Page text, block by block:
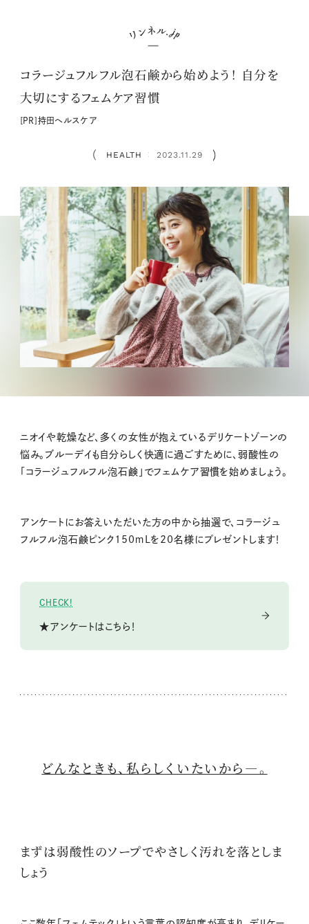
コラージュフルフル泡石鹸から始めよう！ 自分を
大切にするフェムケア習慣
[PR]持田ヘルスケア
HEALTH ： 2023.11.29
ニオイや乾燥など、多くの女性が抱えているデリケートゾーンの
悩み。ブルーデイも自分らしく快適に過ごすために、弱酸性の
「コラージュフルフル泡石鹸」でフェムケア習慣を始めましょう。
アンケートにお答えいただいた方の中から抽選で、コラージュ
フルフル泡石鹸ピンク150ｍLを20名様にプレゼントします！
CHECK!
★アンケートはこちら！
どんなときも、私らしくいたいから―。
まずは弱酸性のソープでやさしく汚れを落としま
しょう